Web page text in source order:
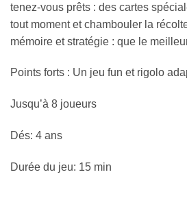
tenez-vous prêts : des cartes
tout moment et chambouler la
mémoire et stratégie : que le
Points forts : Un jeu fun et rigolo
Jusqu’à 8 joueurs
Dés: 4 ans
Durée du jeu: 15 min